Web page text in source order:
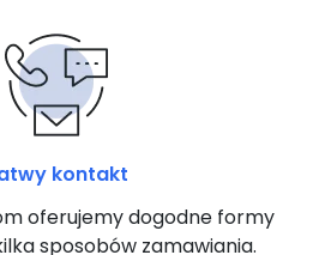
kontakt
oferujemy dogodne formy
sposobów zamawiania.